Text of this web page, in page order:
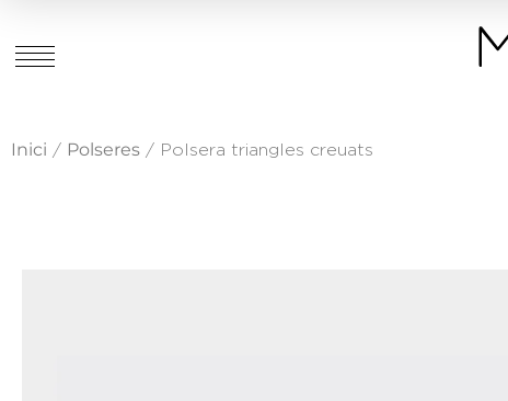
Inici / Polseres / Polsera triangles creuats